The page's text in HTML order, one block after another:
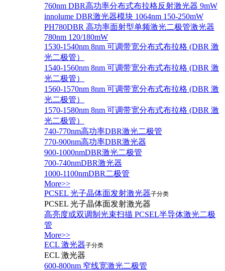
760nm DBR高功率分布式布拉格反射激光器 9mW
innolume DBR激光器模块 1064nm 150-250mW
PH780DBR 高功率面射型单频激光二极管激光器
780nm 120/180mW
1530-1540nm 8nm 可调带宽分布式布拉格 (DBR 激
光二极管）
1540-1560nm 8nm 可调带宽分布式布拉格 (DBR 激
光二极管）
1560-1570nm 8nm 可调带宽分布式布拉格 (DBR 激
光二极管）
1570-1580nm 8nm 可调带宽分布式布拉格 (DBR 激
光二极管）
740-770nm高功率DBR激光二极管
770-900nm高功率DBR激光器
900-1000nmDBR激光二极管
700-740nmDBR激光器
1000-1100nmDBR二极管
More>>
PCSEL 光子晶体面发射激光器子分类
PCSEL 光子晶体面发射激光器
高亮度或双调制光束扫描 PCSEL半导体激光二极
管
More>>
ECL 激光器子分类
ECL 激光器
600-800nm 窄线宽激光二极管